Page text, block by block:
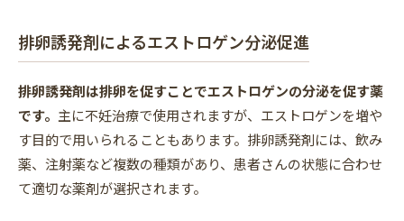
排卵誘発剤によるエストロゲン分泌促進
排卵誘発剤は排卵を促すことでエストロゲンの分泌を促す薬
です。 主に不妊治療で使用されますが、エストロゲンを増や
す目的で用いられることもあります。排卵誘発剤には、飲み
薬、注射薬など複数の種類があり、患者さんの状態に合わせ
て適切な薬剤が選択されます。